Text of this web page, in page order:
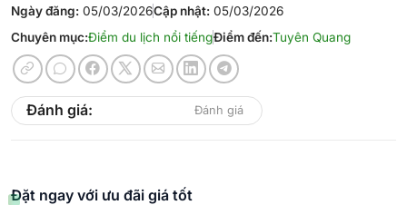
Ngày đăng: 05/03/2026Cập nhật: 05/03/2026
Chuyên mục:Điểm du lịch nổi tiếngĐiểm đến:Tuyên Quang
Đánh giá: Đánh giá
Đặt ngay với ưu đãi giá tốt